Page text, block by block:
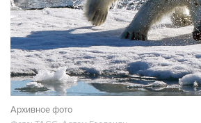
Архивное фото